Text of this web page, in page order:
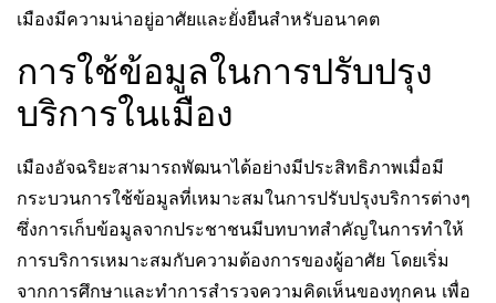
เมืองมีความน่าอยู่อาศัยและยั่งยืนสำหรับอนาคต
การใช้ข้อมูลในการปรับปรุง
บริการในเมือง
เมืองอัจฉริยะสามารถพัฒนาได้อย่างมีประสิทธิภาพเมื่อมี
กระบวนการใช้ข้อมูลที่เหมาะสมในการปรับปรุงบริการต่างๆ
ซึ่งการเก็บข้อมูลจากประชาชนมีบทบาทสำคัญในการทำให้
การบริการเหมาะสมกับความต้องการของผู้อาศัย โดยเริ่ม
จากการศึกษาและทำการสำรวจความคิดเห็นของทุกคน เพื่อ